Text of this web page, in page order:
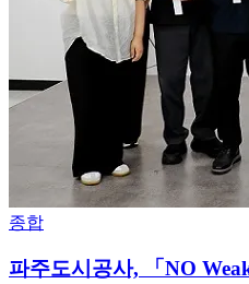
종합
파주도시공사, 「NO